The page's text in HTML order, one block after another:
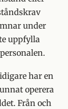
under
uppfylla
har en
operera
Från och